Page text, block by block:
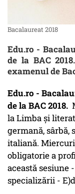
Bacalaureat 2018
Edu.ro -
de la BAC
examenul de
Edu.ro -
de la BAC 2018.
la Limba şi
germană, sârbă,
italiană.
obligatorie a
această sesiune
specializării -